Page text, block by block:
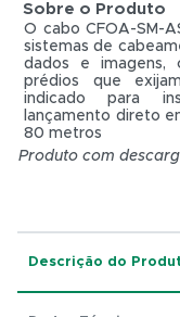
Sobre o Produto
O cabo CFOA-SM-
sistemas de
dados e imagens,
prédios que
indicado para
lançamento direto
80 metros
Produto com
Descrição do